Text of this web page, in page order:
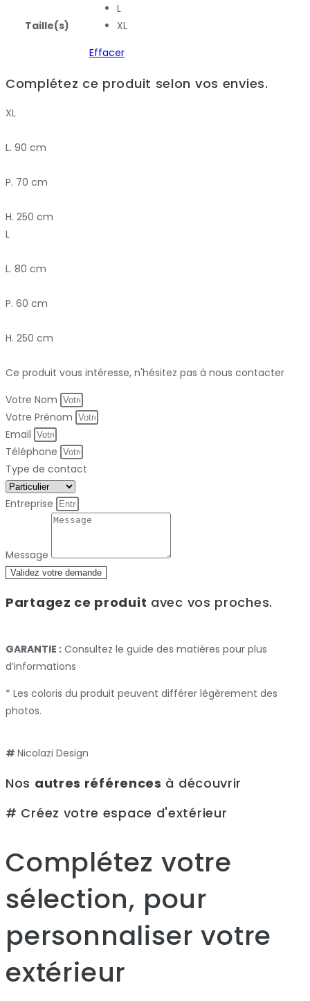
Taille(s)
L
XL
Effacer
Complétez ce produit selon vos envies.
XL
L. 90 cm
P. 70 cm
H. 250 cm
L
L. 80 cm
P. 60 cm
H. 250 cm
Ce produit vous intéresse, n'hésitez pas à nous contacter
Votre Nom
Votre Prénom
Email
Téléphone
Type de contact
Entreprise
Message
Validez votre demande
Partagez ce produit avec vos proches.
GARANTIE : Consultez le guide des matières pour plus
d’informations
* Les coloris du produit peuvent différer légèrement des
photos.
# Nicolazi Design
Nos autres références à découvrir
# Créez votre espace d'extérieur
Complétez votre
sélection, pour
personnaliser votre
extérieur